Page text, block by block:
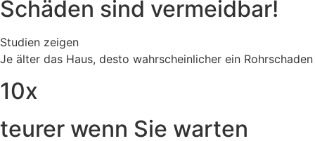
Schäden sind vermeidbar!
Studien zeigen
Je älter das Haus, desto wahrscheinlicher ein Rohrschaden
10x
teurer wenn Sie warten